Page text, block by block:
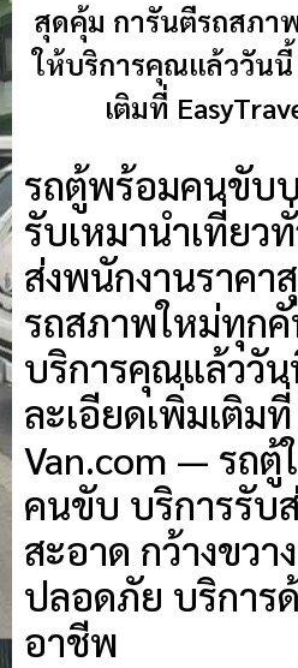
สุดคุ้ม การันตีรถสภา
ให้บริการคุณแล้ววันนี้
เติมที่
รถตู้พร้อมคนขับ
รับเหมานำเที่ยว
ส่งพนักงานราคา
รถสภาพใหม่ทุก
บริการคุณแล้ววัน
ละเอียดเพิ่มเติม
Van.com — รถตู้
คนขับ บริการรับ
สะอาด กว้างขวา
ปลอดภัย บริการ
อาชีพ